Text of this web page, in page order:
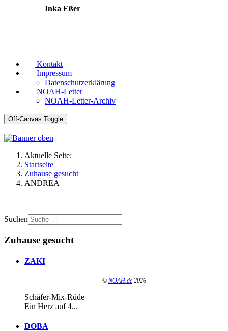
Inka Eßer
Kontakt
Impressum
Datenschutzerklärung
NOAH-Letter
NOAH-Letter-Archiv
Off-Canvas Toggle
Aktuelle Seite:
Startseite
Zuhause gesucht
ANDREA
Suchen
Zuhause gesucht
ZAKI
© NOAH.de 2026
Schäfer-Mix-Rüde
Ein Herz auf 4...
DOBA